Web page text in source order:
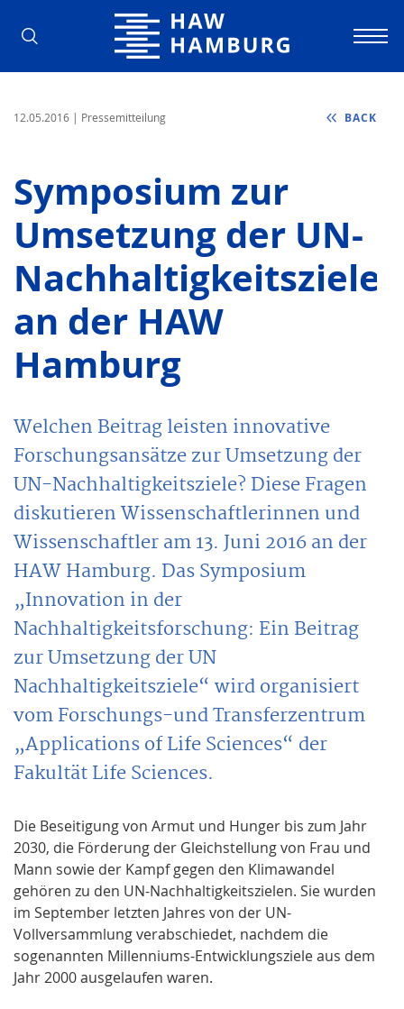
Hamburg University of Applied
12.05.2016 | Pressemitteilung BACK
Symposium zur
Umsetzung der UN-
Nachhaltigkeitsziele
an der HAW
Hamburg
Welchen Beitrag leisten innovative
Forschungsansätze zur Umsetzung der
UN-Nachhaltigkeitsziele? Diese Fragen
diskutieren Wissenschaftlerinnen und
Wissenschaftler am 13. Juni 2016 an der
HAW Hamburg. Das Symposium
„Innovation in der
Nachhaltigkeitsforschung: Ein Beitrag
zur Umsetzung der UN
Nachhaltigkeitsziele“ wird organisiert
vom Forschungs-und Transferzentrum
„Applications of Life Sciences“ der
Fakultät Life Sciences.
Die Beseitigung von Armut und Hunger bis zum Jahr
2030, die Förderung der Gleichstellung von Frau und
Mann sowie der Kampf gegen den Klimawandel
gehören zu den UN-Nachhaltigkeitszielen. Sie wurden
im September letzten Jahres von der UN-
Vollversammlung verabschiedet, nachdem die
sogenannten Millenniums-Entwicklungsziele aus dem
Jahr 2000 ausgelaufen waren.